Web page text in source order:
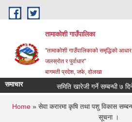
Skip to main content
तामाकोशी गाउँपालिका
"तामाकोशी गाउँपालिकाको समृद्धिको
जलस्रोत र पुर्वाधार"
बागमती प्रदेश, जफे, दोलखा
समाचार समिति खारेजी गर्ने सम्बन्धी ७ दिने
You are here
Home » सेवा करारमा कृषि तथा पशु विकास
सूचना ‍।